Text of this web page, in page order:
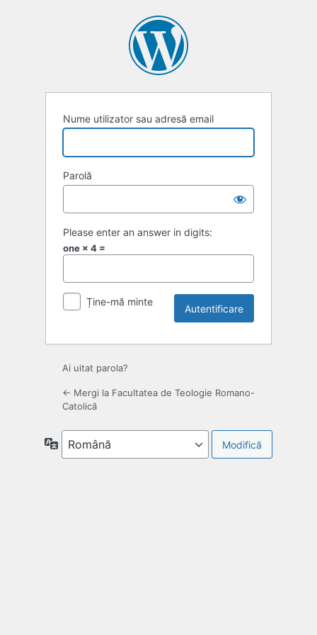
Nume utilizator sau adresă email
Parolă
Please enter an answer in digits:
one × 4 =
Ține-mă minte
Ai uitat parola?
← Mergi la Facultatea de Teologie Romano-
Catolică
Limbă